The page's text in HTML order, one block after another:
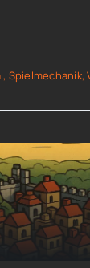
, Spielmechanik,